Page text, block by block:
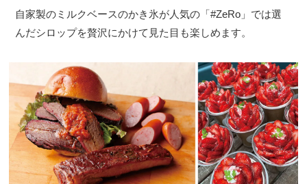
自家製のミルクベースのかき氷が人気の「#ZeRo」では選
んだシロップを贅沢にかけて見た目も楽しめます。